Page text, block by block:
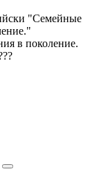
"Семейные
"
в поколение.
??